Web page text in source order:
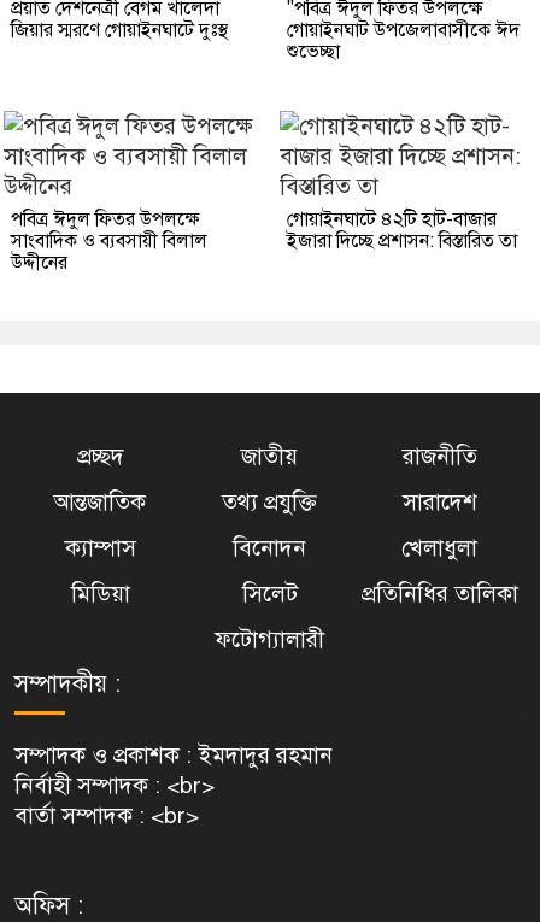
প্রয়াত দেশনেত্রী বেগম খালেদা
জিয়ার স্মরণে গোয়াইনঘাটে দুঃস্থ
"পবিত্র ঈদুল ফিতর উপলক্ষে
গোয়াইনঘাট উপজেলাবাসীকে ঈদ
শুভেচ্ছা
পবিত্র ঈদুল ফিতর উপলক্ষে
সাংবাদিক ও ব্যবসায়ী বিলাল
উদ্দীনের
গোয়াইনঘাটে ৪২টি হাট-বাজার
ইজারা দিচ্ছে প্রশাসন: বিস্তারিত তা
প্রচ্ছদ জাতীয়
রাজনীতি
আন্তজাতিক
তথ্য প্রযুক্তি
সারাদেশ
ক্যাম্পাস
বিনোদন
খেলাধুলা
মিডিয়া
সিলেট
প্রতিনিধির তালিকা
ফটোগ্যালারী
সম্পাদকীয় :
সম্পাদক ও প্রকাশক : ইমদাদুর রহমান
নির্বাহী সম্পাদক : <br>
বার্তা সম্পাদক : <br>
অফিস :